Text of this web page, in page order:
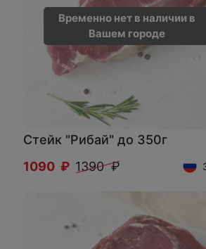
Временно нет в наличии в
Вашем городе
Стейк "Рибай" до 350г
1090 ₽ 1390 ₽